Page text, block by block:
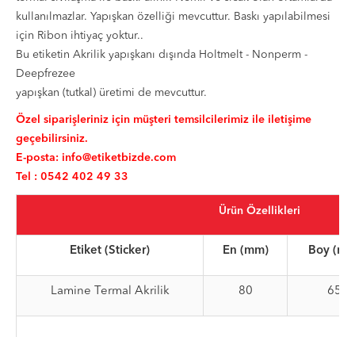
kullanılmazlar. Yapışkan özelliği mevcuttur. Baskı yapılabilmesi
için Ribon ihtiyaç yoktur..
Bu etiketin Akrilik yapışkanı dışında Holtmelt - Nonperm -
Deepfrezee
yapışkan (tutkal) üretimi de mevcuttur.
Özel siparişleriniz için müşteri temsilcilerimiz ile iletişime
geçebilirsiniz.
E-posta: info@etiketbizde.com
Tel : 0542 402 49 33
Ürün Özellikleri
Etiket (Sticker) En (mm) Boy
Lamine Termal Akrilik 80 65